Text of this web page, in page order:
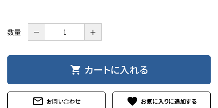
数量 － ＋
shopping_cart カートに入れる
mail_outline お問い合わせ favorite